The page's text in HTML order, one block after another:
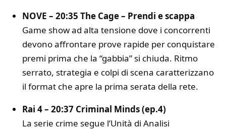
NOVE – 20:35 The Cage – Prendi e scappa
Game show ad alta tensione dove i concorrenti
devono affrontare prove rapide per conquistare
premi prima che la “gabbia” si chiuda. Ritmo
serrato, strategia e colpi di scena caratterizzano
il format che apre la prima serata della rete.
Rai 4 – 20:37 Criminal Minds (ep.4)
La serie crime segue l’Unità di Analisi